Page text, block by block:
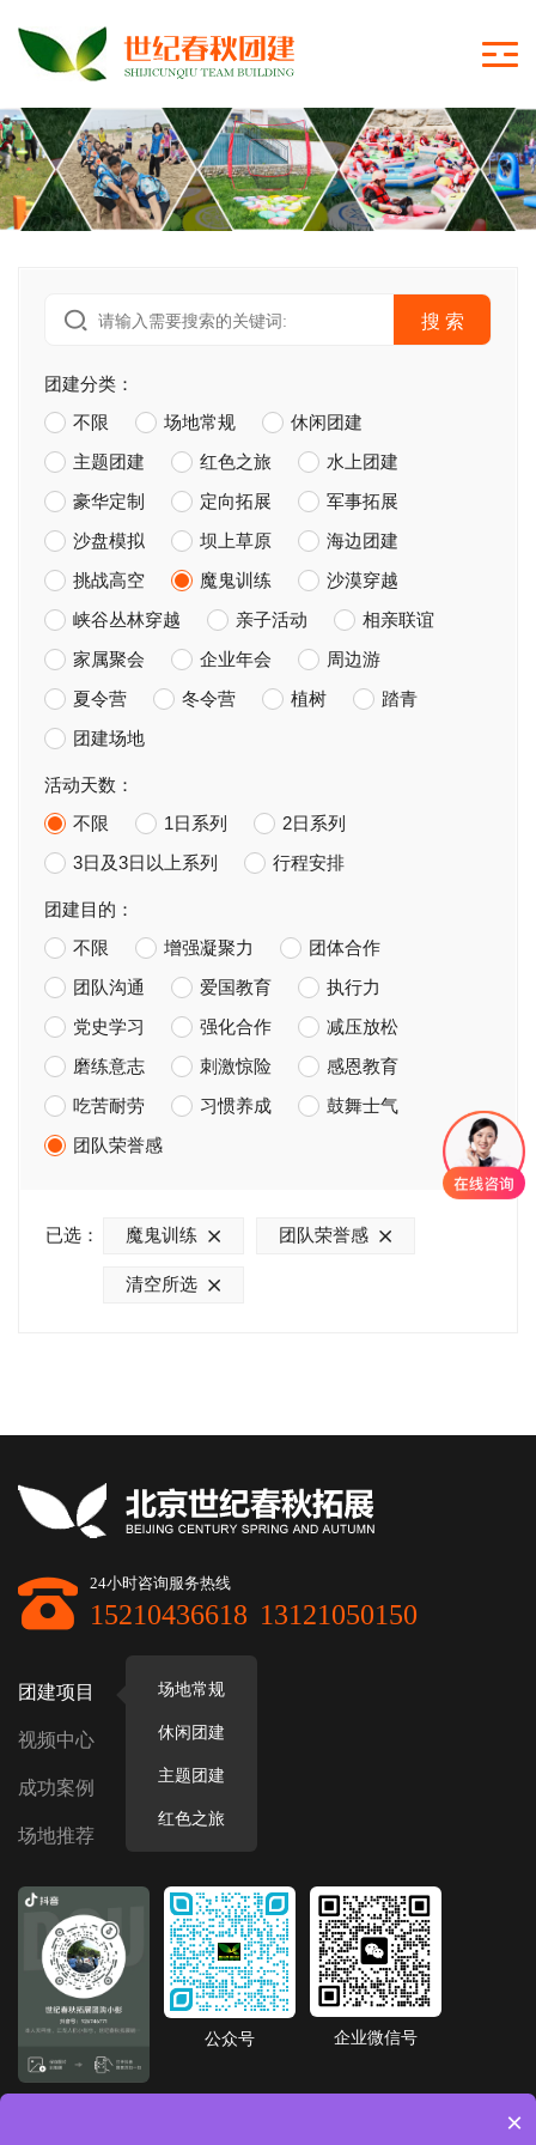
搜 索
团建分类：
不限
场地常规
休闲团建
主题团建
红色之旅
水上团建
豪华定制
定向拓展
军事拓展
沙盘模拟
坝上草原
海边团建
挑战高空
魔鬼训练
沙漠穿越
峡谷丛林穿越
亲子活动
相亲联谊
家属聚会
企业年会
周边游
夏令营
冬令营 植树
踏青
团建场地
活动天数：
不限
1日系列
2日系列
3日及3日以上系列
行程安排
团建目的：
不限
增强凝聚力
团体合作
团队沟通
爱国教育
执行力
党史学习
强化合作
减压放松
磨练意志
刺激惊险
感恩教育
吃苦耐劳
习惯养成
鼓舞士气
团队荣誉感
已选： 魔鬼训练 团队荣誉感
清空所选
24小时咨询服务热线
15210436618 13121050150
团建项目 场地常规
休闲团建
主题团建
红色之旅
视频中心
成功案例
场地推荐
公众号 企业微信号
×